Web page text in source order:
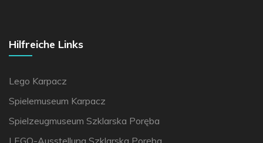
Hilfreiche Links
Lego Karpacz
Spielemuseum Karpacz
Spielzeugmuseum Szklarska Poręba
LEGO-Ausstellung Szklarska Poręba